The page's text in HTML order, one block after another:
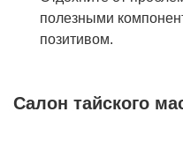
полезными
позитивом.
Салон тайского